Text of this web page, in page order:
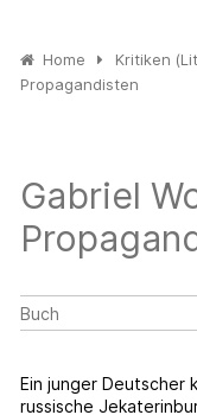
Home Kritiken
Propagandisten
Gabriel
Buch
Ein junger Deutscher
russische